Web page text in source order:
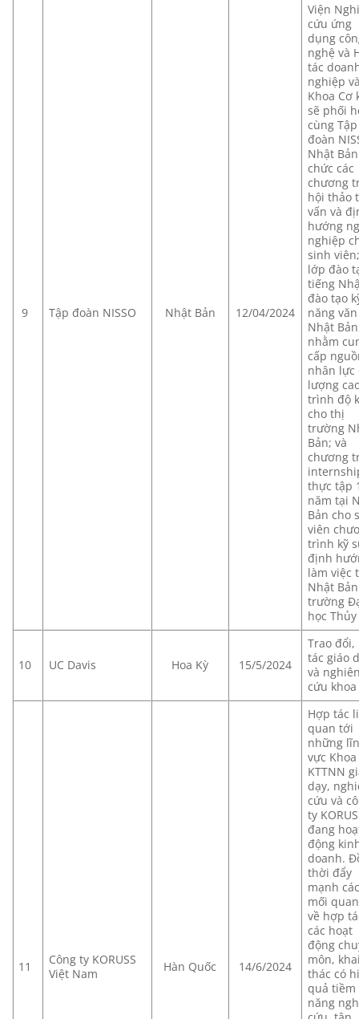
9 Tập đoàn NISSO Nhật Bản 12/04/2024
Viện
cứu ứng
dụng
nghệ và
tác
nghiệp
Khoa Cơ
sẽ phối
cùng Tập
đoàn
Nhật
chức các
chương
hội thảo
vấn và
hướng
nghiệp
sinh
lớp đào
tiếng
đào tạo
năng
Nhật
nhằm
cấp
nhân lực
lượng
trình độ
cho thị
trường
Bản; và
chương
thực tập
năm tại
Bản cho
viên
trình kỹ
định
làm việc
Nhật
trường
học
10 UC Davis Hoa Kỳ 15/5/2024
Trao
tác giáo
và
cứu
11
Công ty KORUSS
Việt Nam
Hàn Quốc 14/6/2024
Hợp tác
quan tới
những
vực Khoa
KTTNN
dạy,
cứu và
ty
đang
động
doanh.
thời đẩy
mạnh
mối
về hợp
các hoạt
động
môn,
thác có
quả tiềm
năng